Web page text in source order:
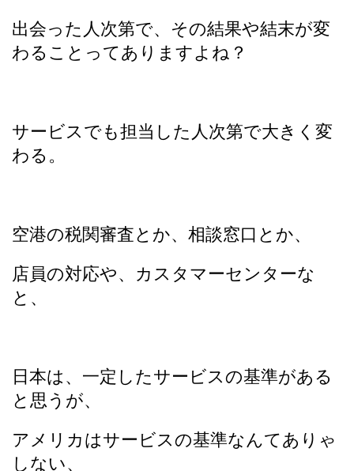
出会った人次第で、その結果や結末が変
わることってありますよね？
サービスでも担当した人次第で大きく変
わる。
空港の税関審査とか、相談窓口とか、
店員の対応や、カスタマーセンターな
と、
日本は、一定したサービスの基準がある
と思うが、
アメリカはサービスの基準なんてありゃ
しない、